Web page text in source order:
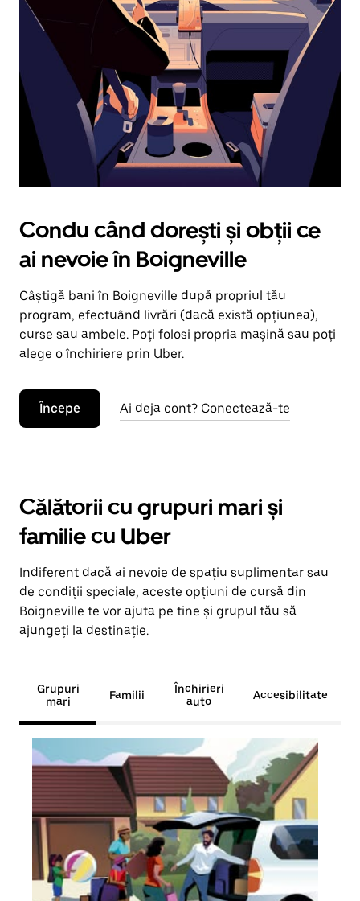
în
jos.
Închide
calendarul
apăsând
pe
butonul
Escape.
Condu când dorești și obții ce
ai nevoie în Boigneville
Câștigă bani în Boigneville după propriul tău
program, efectuând livrări (dacă există opțiunea),
curse sau ambele. Poți folosi propria mașină sau poți
alege o închiriere prin Uber.
Începe Ai deja cont? Conectează-te
Călătorii cu grupuri mari și
familie cu Uber
Indiferent dacă ai nevoie de spațiu suplimentar sau
de condiții speciale, aceste opțiuni de cursă din
Boigneville te vor ajuta pe tine și grupul tău să
ajungeți la destinație.
Grupuri
mari
Familii
Închirieri
auto
Accesibilitate